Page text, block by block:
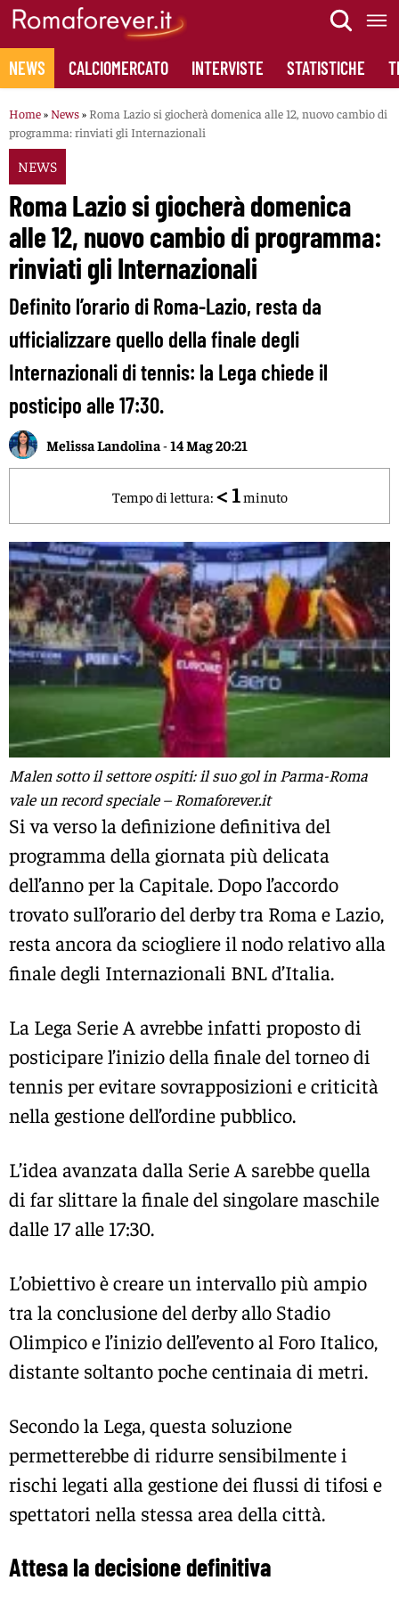
Skip
content
NEWS CALCIOMERCATO INTERVISTE STATISTICHE
Home» News» Roma Lazio si giocherà domenica alle 12, nuovo cambio di
programma: rinviati gli Internazionali
NEWS
Roma Lazio si giocherà domenica
alle 12, nuovo cambio di programma:
rinviati gli Internazionali
Definito l’orario di Roma-Lazio, resta da
ufficializzare quello della finale degli
Internazionali di tennis: la Lega chiede il
posticipo alle 17:30.
Melissa Landolina -14 Mag 20:21
Tempo di lettura: < 1 minuto
Malen sotto il settore ospiti: il suo gol in Parma-Roma
vale un record speciale – Romaforever.it
Si va verso la definizione definitiva del
programma della giornata più delicata
dell’anno per la Capitale. Dopo l’accordo
trovato sull’orario del derby tra Roma e Lazio,
resta ancora da sciogliere il nodo relativo alla
finale degli Internazionali BNL d’Italia.
La Lega Serie A avrebbe infatti proposto di
posticipare l’inizio della finale del torneo di
tennis per evitare sovrapposizioni e criticità
nella gestione dell’ordine pubblico.
L’idea avanzata dalla Serie A sarebbe quella
di far slittare la finale del singolare maschile
dalle 17 alle 17:30.
L’obiettivo è creare un intervallo più ampio
tra la conclusione del derby allo Stadio
Olimpicoe l’inizio dell’evento al Foro Italico,
distante soltanto poche centinaia di metri.
Secondo la Lega, questa soluzione
permetterebbe di ridurre sensibilmente i
rischi legati alla gestione dei flussi di tifosi e
spettatori nella stessa area della città.
Attesa la decisione definitiva